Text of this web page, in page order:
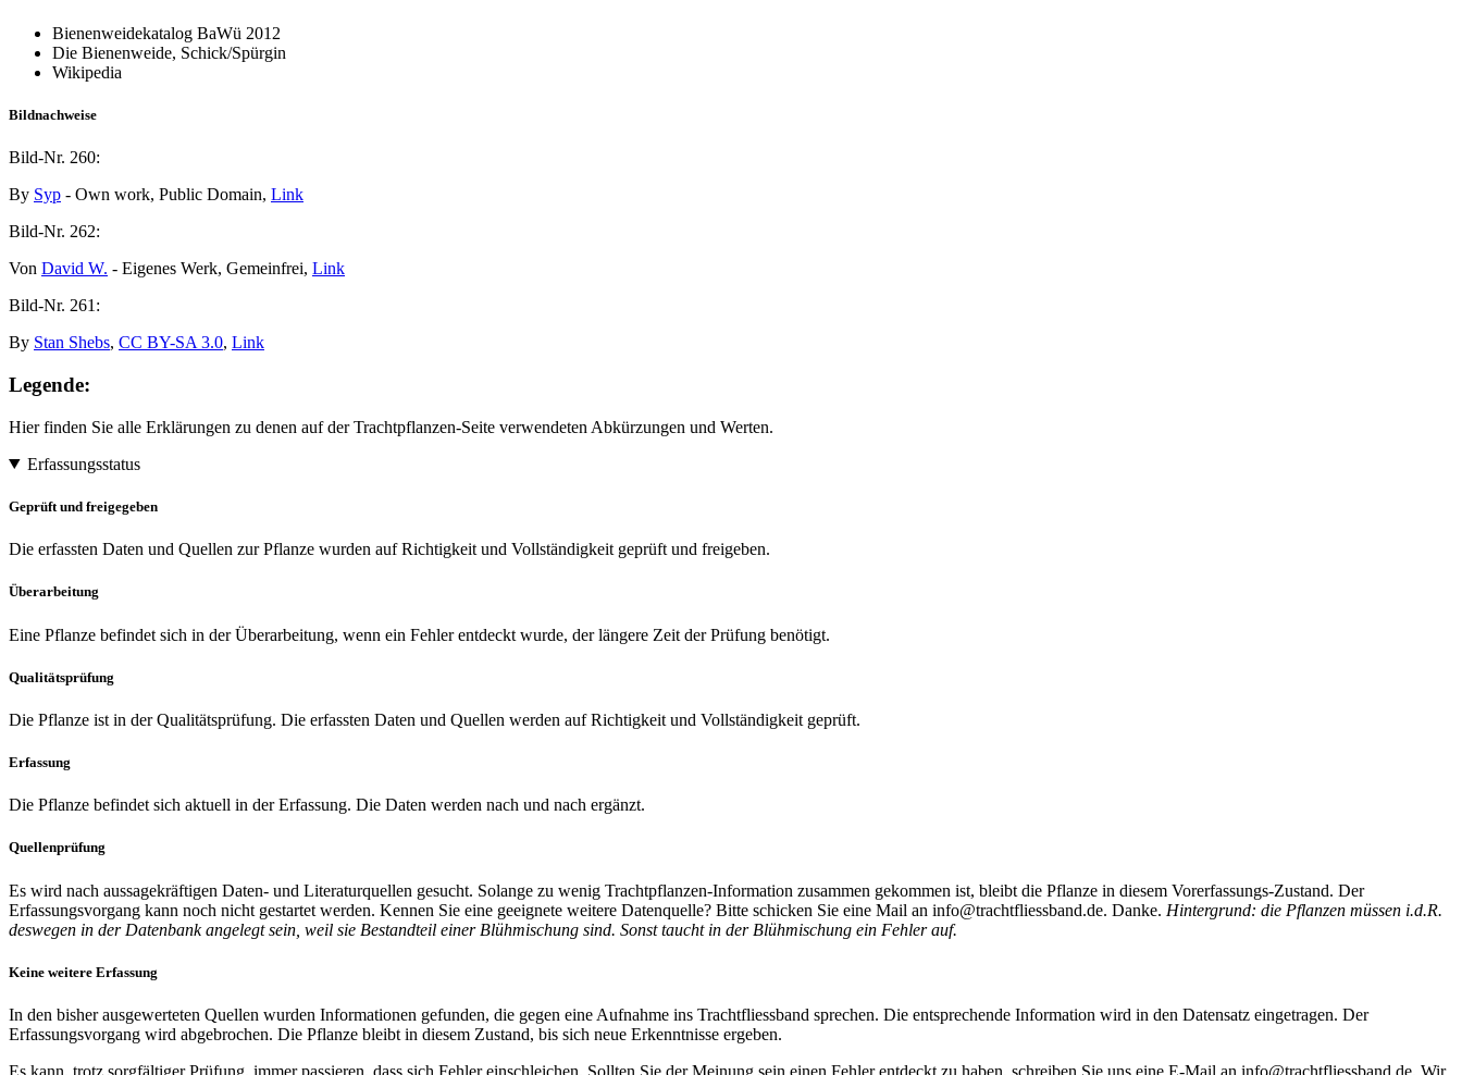
Bienenweidekatalog BaWü 2012
Die Bienenweide, Schick/Spürgin
Wikipedia
Bildnachweise
Bild-Nr. 260:
By Syp - Own work, Public Domain, Link
Bild-Nr. 262:
Von David W. - Eigenes Werk, Gemeinfrei, Link
Bild-Nr. 261:
By Stan Shebs, CC BY-SA 3.0, Link
Legende:
Hier finden Sie alle Erklärungen zu denen auf der Trachtpflanzen-Seite verwendeten Abkürzungen und Werten.
Erfassungsstatus
Geprüft und freigegeben
Die erfassten Daten und Quellen zur Pflanze wurden auf Richtigkeit und Vollständigkeit geprüft und freigeben.
Überarbeitung
Eine Pflanze befindet sich in der Überarbeitung, wenn ein Fehler entdeckt wurde, der längere Zeit der Prüfung benötigt.
Qualitätsprüfung
Die Pflanze ist in der Qualitätsprüfung. Die erfassten Daten und Quellen werden auf Richtigkeit und Vollständigkeit geprüft.
Erfassung
Die Pflanze befindet sich aktuell in der Erfassung. Die Daten werden nach und nach ergänzt.
Quellenprüfung
Es wird nach aussagekräftigen Daten- und Literaturquellen gesucht. Solange zu wenig Trachtpflanzen-Information zusammen gekommen ist, bleibt die Pflanze in diesem Vorerfassungs-Zustand. Der
Erfassungsvorgang kann noch nicht gestartet werden. Kennen Sie eine geeignete weitere Datenquelle? Bitte schicken Sie eine Mail an info@trachtfliessband.de. Danke. Hintergrund: die Pflanzen müssen i.d.R.
deswegen in der Datenbank angelegt sein, weil sie Bestandteil einer Blühmischung sind. Sonst taucht in der Blühmischung ein Fehler auf.
Keine weitere Erfassung
In den bisher ausgewerteten Quellen wurden Informationen gefunden, die gegen eine Aufnahme ins Trachtfliessband sprechen. Die entsprechende Information wird in den Datensatz eingetragen. Der
Erfassungsvorgang wird abgebrochen. Die Pflanze bleibt in diesem Zustand, bis sich neue Erkenntnisse ergeben.
Es kann, trotz sorgfältiger Prüfung, immer passieren, dass sich Fehler einschleichen. Sollten Sie der Meinung sein einen Fehler entdeckt zu haben, schreiben Sie uns eine E-Mail an info@trachtfliessband.de. Wir